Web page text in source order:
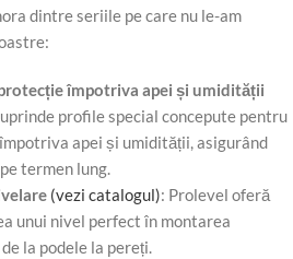
dintre seriile pe care nu le-am
împotriva apei și umidității
profile special concepute pentru
apei și umidității, asigurând
termen lung.
(vezi catalogul): Prolevel oferă
unui nivel perfect în montarea
la podele la pereți.